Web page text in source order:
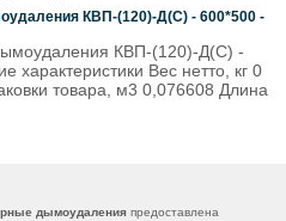
КВП-(120)-Д(С) - 600*500 -
КВП-(120)-Д(С) -
характеристики Вес нетто, кг 0
товара, м3 0,076608 Длина
дымоудаления предоставлена